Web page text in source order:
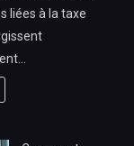
liées à la taxe